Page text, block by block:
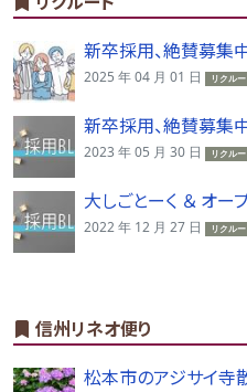
新卒採用、絶賛募集中
2025 年 04 月 01 日 リクルー
新卒採用、絶賛募集中
2023 年 05 月 30 日 リクルー
大しごとーく ＆ オー
2022 年 12 月 27 日 リクルー
信州リネオ便り
松本市のアジサイ寺